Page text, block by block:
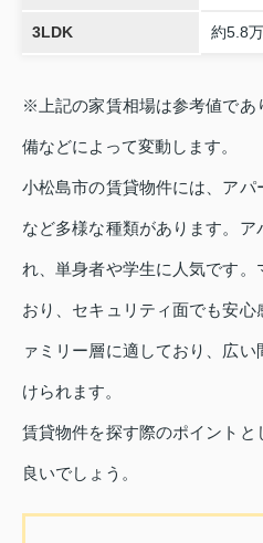
3LDK 約5.8
※上記の家賃相場は参考値であ
備などによって変動します。
小松島市の賃貸物件には、アパ
など多様な種類があります。
れ、単身者や学生に人気です
おり、セキュリティ面でも安
ァミリー層に適しており、広
けられます。
賃貸物件を探す際のポイントと
良いでしょう。